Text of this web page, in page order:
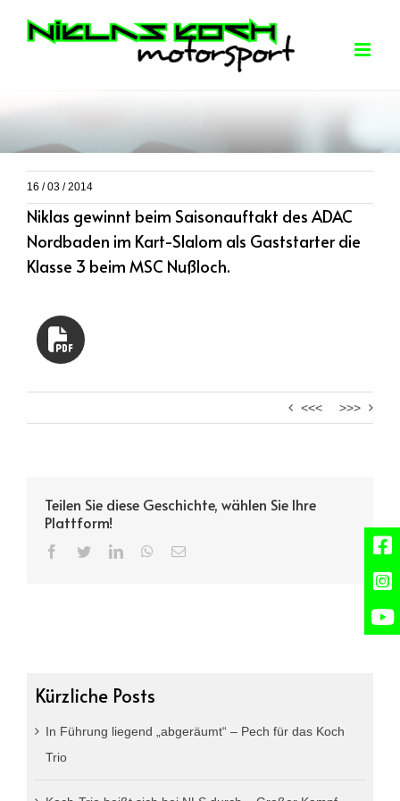
16 / 03 / 2014
Niklas gewinnt beim Saisonauftakt des ADAC
Nordbaden im Kart-Slalom als Gaststarter die
Klasse 3 beim MSC Nußloch.
<<< >>>
Teilen Sie diese Geschichte, wählen Sie Ihre
Plattform!
Facebook
TwitterLinkedInWhatsApp
Email
Kürzliche Posts
In Führung liegend „abgeräumt“ – Pech für das Koch
Trio